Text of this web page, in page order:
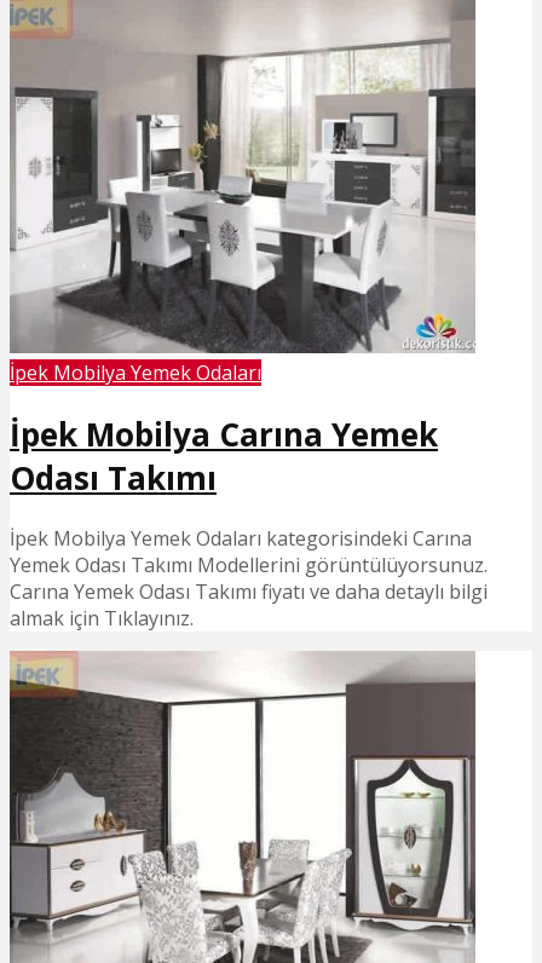
İpek Mobilya Yemek Odaları
İpek Mobilya Carına Yemek
Odası Takımı
İpek Mobilya Yemek Odaları kategorisindeki Carına
Yemek Odası Takımı Modellerini görüntülüyorsunuz.
Carına Yemek Odası Takımı fiyatı ve daha detaylı bilgi
almak için Tıklayınız.